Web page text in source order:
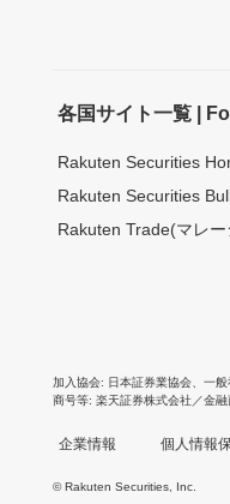
各国サイト一覧 |
Rakuten Securities
Rakuten Securities
Rakuten Trade(マレー
加入協会 日本証券業協会 一般
商号等 楽天証券株式会社／金
企業情報 個人情報
© Rakuten Securities, Inc.